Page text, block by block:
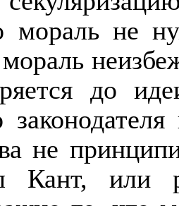
мораль не
мораль
до
не
Кант, или